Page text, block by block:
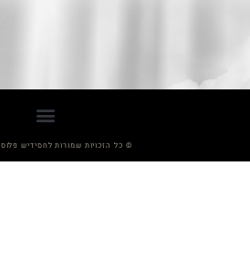
© כל הזכויות שמורות לחסידיש פלוס 2013-2026